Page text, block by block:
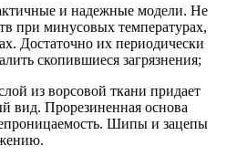
и надежные модели. Не
при минусовых температурах,
Достаточно их периодически
скопившиеся загрязнения;
из ворсовой ткани придает
вид. Прорезиненная основа
Шипы и зацепы